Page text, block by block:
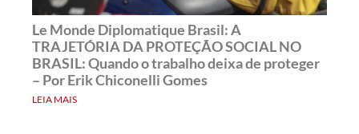
Le Monde Diplomatique Brasil: A
TRAJETÓRIA DA PROTEÇÃO SOCIAL NO
BRASIL: Quando o trabalho deixa de proteger
– Por Erik Chiconelli Gomes
LEIA MAIS